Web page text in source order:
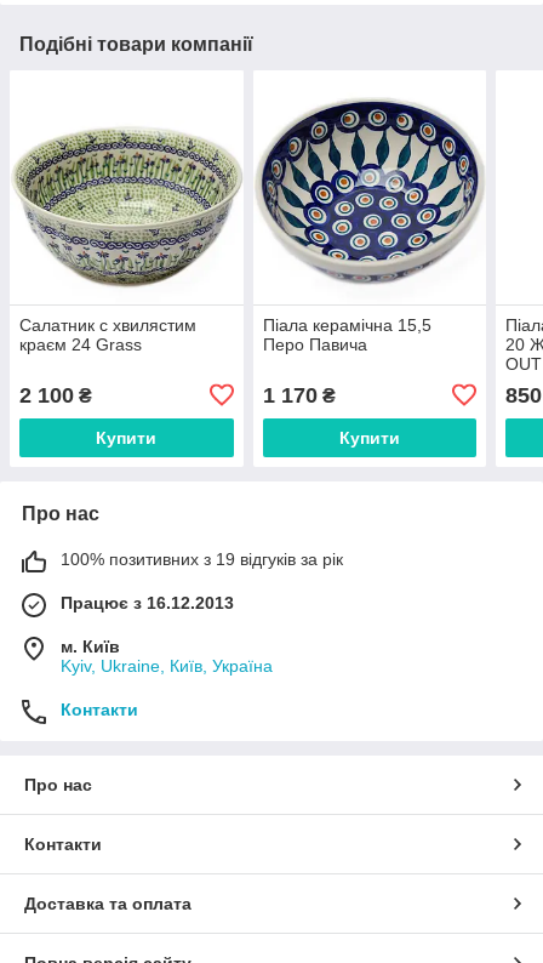
Подібні товари компанії
Салатник c хвилястим
краєм 24 Grass
2 100 ₴
Купити
Піала керамічна 15,5
Перо Павича
1 170₴
Купити
20
850
Про нас
100% позитивних з 19 відгуків за рік
Працює з 16.12.2013
м. Київ
Kyiv, Ukraine, Київ, Україна
Контакти
Про нас
Контакти
Доставка та оплата